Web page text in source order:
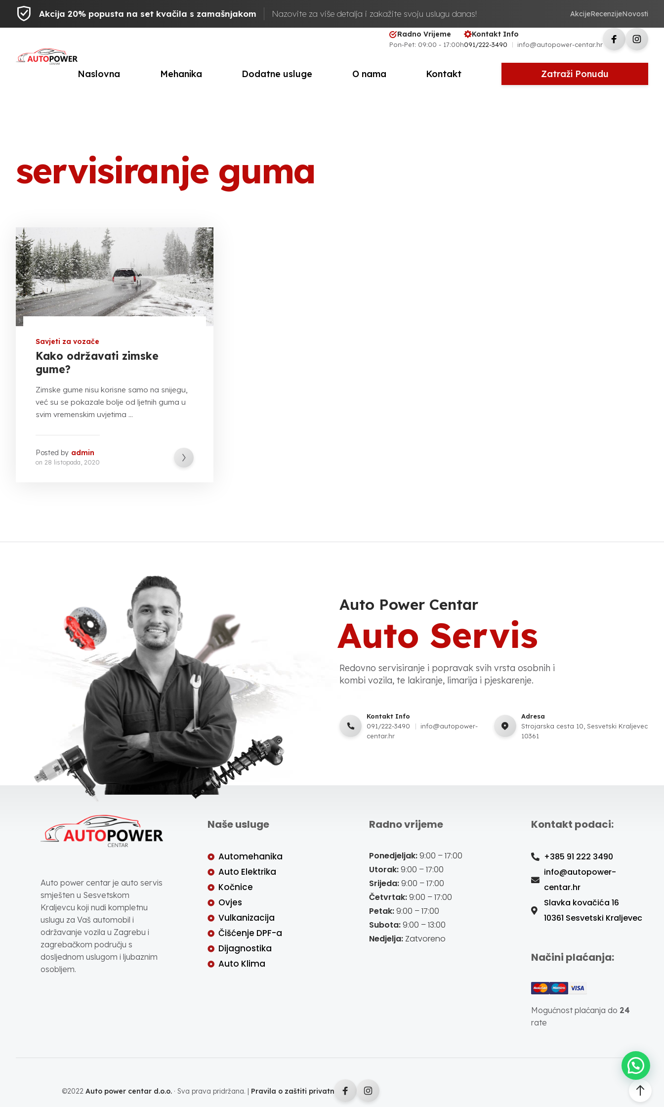
Akcija 20% popusta na set kvačila s zamašnjakom Nazovite za više detalja i zakažite svoju uslugu danas! AkcijeRecenzijeNovosti
Radno Vrijeme
Pon-Pet: 09:00 - 17:00h
Kontakt Info
091/222-3490 info@autopower-centar.hr
Naslovna Mehanika Dodatne usluge O nama Kontakt Zatraži Ponudu
servisiranje guma
Savjeti za vozače
Kako održavati zimske
gume?
Zimske gume nisu korisne samo na snijegu,
već su se pokazale bolje od ljetnih guma u
svim vremenskim uvjetima ...
Posted by admin
on 28 listopada, 2020
Auto Power Centar
Auto Servis
Redovno servisiranje i popravak svih vrsta osobnih i
kombi vozila, te lakiranje, limarija i pjeskarenje.
Kontakt Info
091/222-3490
info@autopower-
centar.hr
Adresa
Strojarska cesta 10, Sesvetski Kraljevec
10361
Auto power centar je auto servis
smješten u Sesvetskom
Kraljevcu koji nudi kompletnu
uslugu za Vaš automobil i
održavanje vozila u Zagrebu i
zagrebačkom području s
dosljednom uslugom i ljubaznim
osobljem.
Naše usluge
Automehanika
Auto Elektrika
Kočnice
Ovjes
Vulkanizacija
Čišćenje DPF-a
Dijagnostika
Auto Klima
Radno vrijeme
Ponedjeljak:9:00 – 17:00
Utorak:9:00 – 17:00
Srijeda:9:00 – 17:00
Četvrtak:9:00 – 17:00
Petak:9:00 – 17:00
Subota:9:00 – 13:00
Nedjelja: Zatvoreno
Kontakt podaci:
+385 91 222 3490
info@autopower-
centar.hr
Slavka kovačića 16
10361 Sesvetski Kraljevec
Načini plaćanja:
Mogućnost plaćanja do 24
rate
©2022 Auto power centar d.o.o.· Sva prava pridržana. | Pravila o zaštiti privatnosti